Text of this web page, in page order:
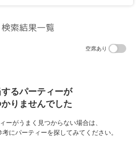
検索結果一覧
空席あり
るパーティーが
かりませんでした
ーがうまく見つからない場合は、
考にパーティーを探してみてください。